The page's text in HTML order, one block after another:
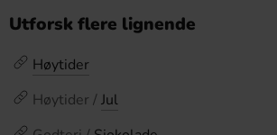
Utforsk flere lignende
Høytider
Høytider / Jul